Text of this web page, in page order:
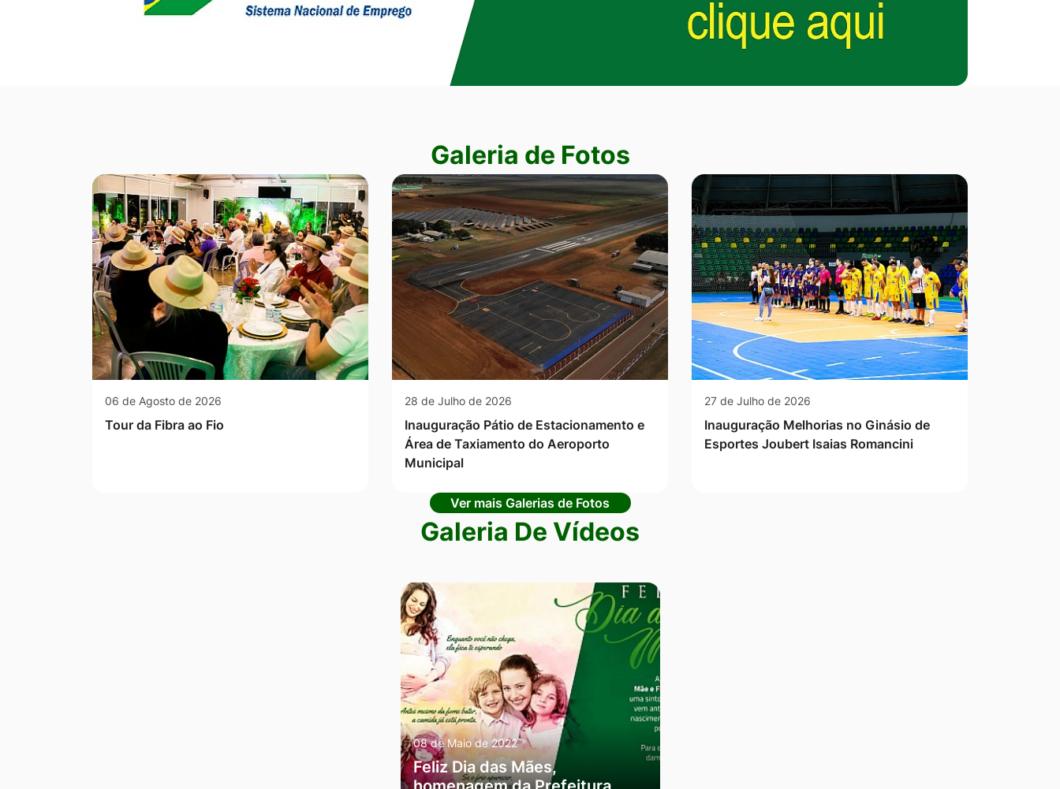
Galeria de Fotos
06 de Agosto de 2026
Tour da Fibra ao Fio
28 de Julho de 2026
Inauguração Pátio de Estacionamento e
Área de Taxiamento do Aeroporto
Municipal
27 de Julho de 2026
Inauguração Melhorias no Ginásio de
Esportes Joubert Isaias Romancini
Ver mais Galerias de Fotos
Galeria De Vídeos
08 de Maio de 2022
Feliz Dia das Mães,